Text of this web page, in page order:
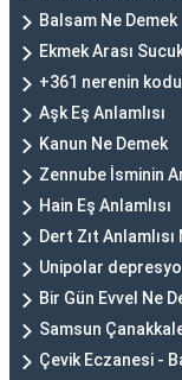
Balsam Ne Demek
Ekmek Arası
+361 nerenin
Aşk Eş Anlamlısı
Kanun Ne Demek
Zennube İsminin
Hain Eş Anlamlısı
Dert Zıt Anlamlısı
Unipolar
Bir Gün Evvel Ne
Samsun
Çevik Eczanesi -